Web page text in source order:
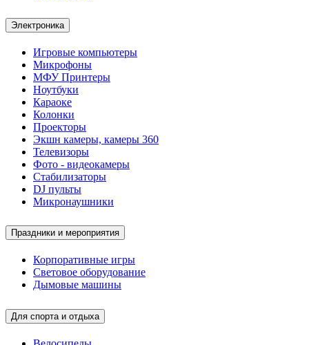
Электроника
Игровые компьютеры
Микрофоны
МФУ Принтеры
Ноутбуки
Караоке
Колонки
Проекторы
Экшн камеры, камеры 360
Телевизоры
Фото - видеокамеры
Стабилизаторы
DJ пульты
Микронаушники
Праздники и мероприятия
Корпоративные игры
Световое оборудование
Дымовые машины
Для спорта и отдыха